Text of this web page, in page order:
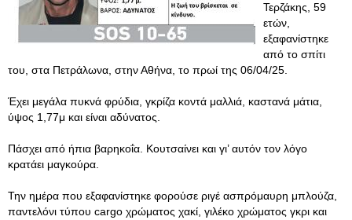
Τερζάκης, 59
ετών,
εξαφανίστηκε
από το σπίτι
του, στα Πετράλωνα, στην Αθήνα, το πρωί της 06/04/25.
Έχει μεγάλα πυκνά φρύδια, γκρίζα κοντά μαλλιά, καστανά μάτια,
ύψος 1,77μ και είναι αδύνατος.
Πάσχει από ήπια βαρηκοΐα. Κουτσαίνει και γι’ αυτόν τον λόγο
κρατάει μαγκούρα.
Την ημέρα που εξαφανίστηκε φορούσε ριγέ ασπρόμαυρη μπλούζα,
παντελόνι τύπου cargo χρώματος χακί, γιλέκο χρώματος γκρι και